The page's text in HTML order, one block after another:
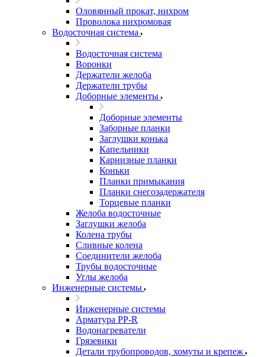
Оловянный прокат, нихром
Проволока нихромовая
Водосточная система
Водосточная система
Воронки
Держатели желоба
Держатели трубы
Доборные элементы
Доборные элементы
Заборные планки
Заглушки конька
Капельники
Карнизные планки
Коньки
Планки примыкания
Планки снегозадержателя
Торцевые планки
Желоба водосточные
Заглушки желоба
Колена трубы
Сливные колена
Соединители желоба
Трубы водосточные
Углы желоба
Инженерные системы
Инженерные системы
Арматура PP-R
Водонагреватели
Грязевики
Детали трубопроводов, хомуты и крепеж